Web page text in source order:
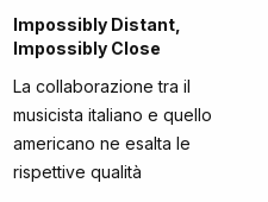
Impossibly Distant,
Impossibly Close
La collaborazione tra il
musicista italiano e quello
americano ne esalta le
rispettive qualità